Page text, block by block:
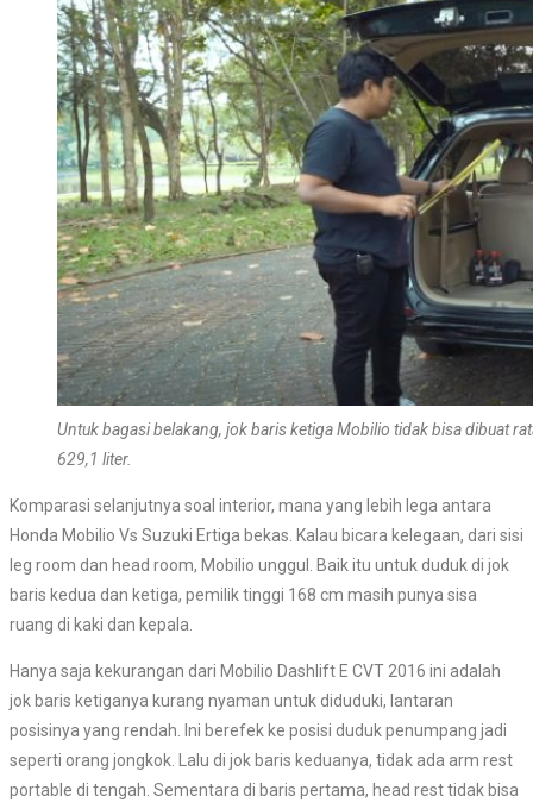
Untuk bagasi belakang, jok baris ketiga Mobilio tidak bisa dibuat
629,1 liter.
Komparasi selanjutnya soal interior, mana yang lebih lega antara
Honda Mobilio Vs Suzuki Ertiga bekas. Kalau bicara kelegaan, dari sisi
leg room dan head room, Mobilio unggul. Baik itu untuk duduk di jok
baris kedua dan ketiga, pemilik tinggi 168 cm masih punya sisa
ruang di kaki dan kepala.
Hanya saja kekurangan dari Mobilio Dashlift E CVT 2016 ini adalah
jok baris ketiganya kurang nyaman untuk diduduki, lantaran
posisinya yang rendah. Ini berefek ke posisi duduk penumpang jadi
seperti orang jongkok. Lalu di jok baris keduanya, tidak ada arm rest
portable di tengah. Sementara di baris pertama, head rest tidak bisa